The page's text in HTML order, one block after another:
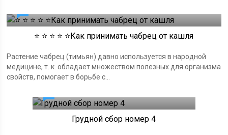
⭐️ ⭐️ ⭐️ ⭐️ ⭐️Как принимать чабрец от кашля
Растение чабрец (тимьян) давно используется в народной
медицине, т. к. обладает множеством полезных для организма
свойств, помогает в борьбе с...
Грудной сбор номер 4